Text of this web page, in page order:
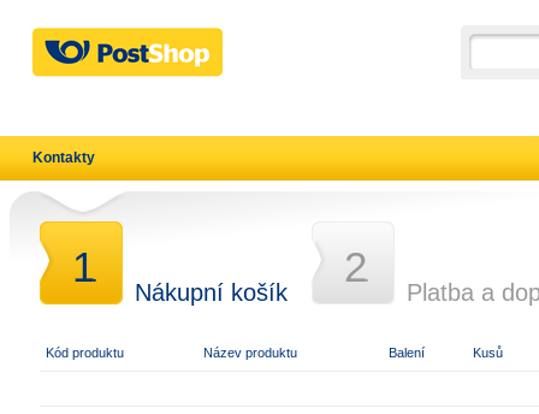
1.
Nákupní košík
2.
Platba a
Kód produktu Název produktu Balení Kusů
Kontakty